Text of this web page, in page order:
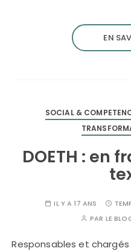
EN
SOCIAL &
DOETH : en
IL Y A 17 ANS
PAR LE
Responsables et chargés